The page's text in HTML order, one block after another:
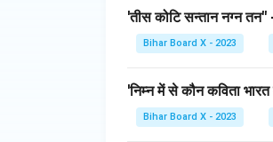
'तीस कोटि सन्तान नग्न तन"
Bihar Board X - 2023
'निम्न में से कौन कविता
Bihar Board X - 2023